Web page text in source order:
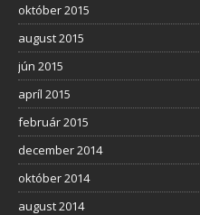
október 2015
august 2015
jún 2015
apríl 2015
február 2015
december 2014
október 2014
august 2014